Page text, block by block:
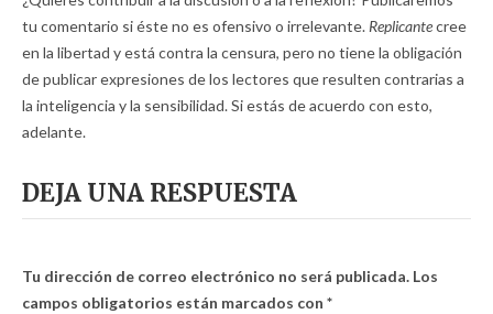
tu comentario si éste no es ofensivo o irrelevante. Replicantecree
en la libertad y está contra la censura, pero no tiene la obligación
de publicar expresiones de los lectores que resulten contrarias a
la inteligencia y la sensibilidad. Si estás de acuerdo con esto,
adelante.
DEJA UNA RESPUESTA
Tu dirección de correo electrónico no será publicada. Los
campos obligatorios están marcados con *